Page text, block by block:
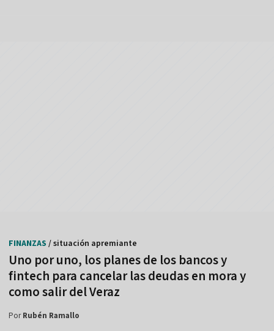
Uno por uno, los planes de los bancos y
fintech para cancelar las deudas en mora y
como salir del Veraz
FINANZAS / situación apremiante
PorRubén Ramallo